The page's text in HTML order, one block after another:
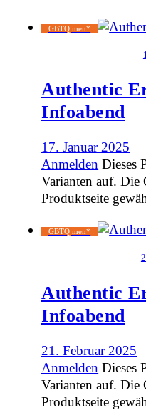
GBTQ men*
Authentic
Infoabend
17. Januar 2025
Anmelden Dieses
Varianten auf. Die
Produktseite
GBTQ men*
Authentic
Infoabend
21. Februar 2025
Anmelden Dieses
Varianten auf. Die
Produktseite